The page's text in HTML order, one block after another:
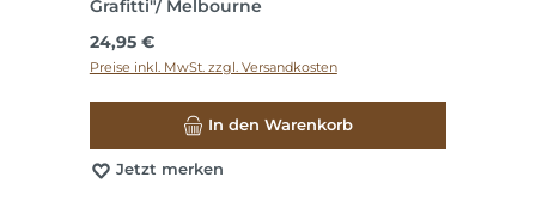
Grafitti"/ Melbourne
Regulärer Preis:
24,95 €
Preise inkl. MwSt. zzgl. Versandkosten
In den Warenkorb
Jetzt merken